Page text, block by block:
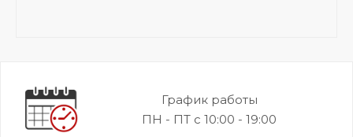
График работы
ПН - ПТ с 10:00 - 19:00